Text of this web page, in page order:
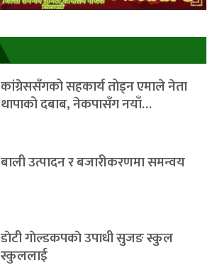
कांग्रेससँगको सहकार्य तोड्न एमाले नेता
थापाको दबाब, नेकपासँग नयाँ…
बाली उत्पादन र बजारीकरणमा समन्वय
डाेटी गाेल्डकपकाे उपाधी सुजङ स्कुल
स्कुललाई